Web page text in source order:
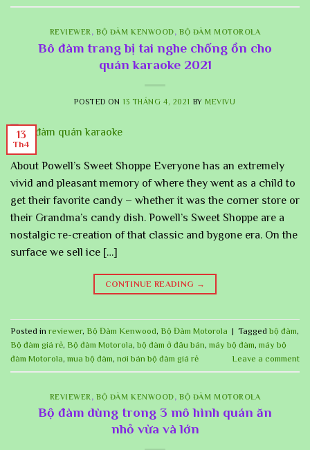
REVIEWER,BỘ ĐÀM KENWOOD,BỘ ĐÀM MOTOROLA
Bô đàm trang bị tai nghe chống ồn cho
quán karaoke 2021
POSTED ON 13 THÁNG 4, 2021 BY MEVIVU
13
Th4
About Powell’s Sweet Shoppe Everyone has an extremely
vivid and pleasant memory of where they went as a child to
get their favorite candy – whether it was the corner store or
their Grandma’s candy dish. Powell’s Sweet Shoppe are a
nostalgic re-creation of that classic and bygone era. On the
surface we sell ice […]
CONTINUE READING →
Posted in reviewer, Bộ Đàm Kenwood, Bộ Đàm Motorola | Tagged bộ đàm,
Bộ đàm giá rẻ, Bộ đàm Motorola, bộ đàm ở đâu bán, máy bộ đàm, máy bộ
đàm Motorola, mua bộ đàm, nơi bán bộ đàm giá rẻ Leave a comment
REVIEWER ,BỘ ĐÀM KENWOOD,BỘ ĐÀM MOTOROLA
Bộ đàm dùng trong 3 mô hình quán ăn
nhỏ vừa và lớn